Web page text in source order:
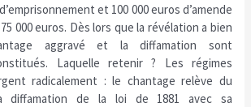
et 100 000 euros d’amende
000 euros. Dès lors que la révélation a bien
aggravé et la diffamation sont
Laquelle retenir ? Les régimes
radicalement : le chantage relève du
diffamation de la loi de 1881 avec sa